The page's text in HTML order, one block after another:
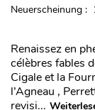
Neuerscheinung :
Renaissez en
célèbres fables
Cigale et la
l’Agneau ,
revisi...